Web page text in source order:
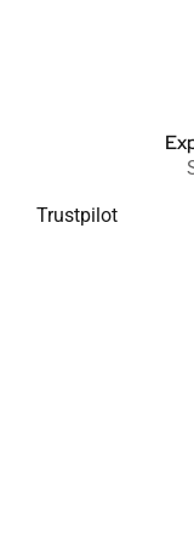
Trustpilot